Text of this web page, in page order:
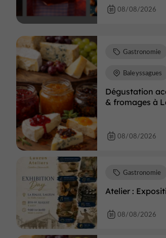
08/08/2026
Dégustation
& fromages à
Gastronomie
Baleyssagues
08/08/2026
Atelier :
Gastronomie
08/08/2026